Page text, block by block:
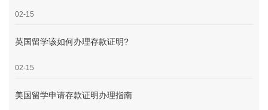
02-15
英国留学该如何办理存款证明?
02-15
美国留学申请存款证明办理指南